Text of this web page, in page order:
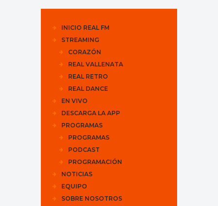
INICIO REAL FM
STREAMING
CORAZÓN
REAL VALLENATA
REAL RETRO
REAL DANCE
EN VIVO
DESCARGA LA APP
PROGRAMAS
PROGRAMAS
PODCAST
PROGRAMACIÓN
NOTICIAS
EQUIPO
SOBRE NOSOTROS